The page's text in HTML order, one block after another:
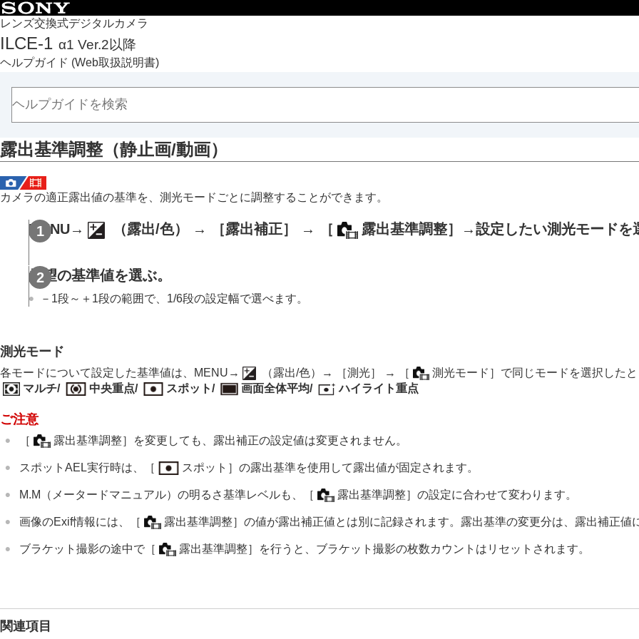
レンズ交換式デジタルカメラ
ILCE-1 α1 Ver.2以降
ヘルプガイド (Web取扱説明書)
トップページ
ヘルプガイドの使いかた
必ずお読みください
本体と付属品を確認する
本機の基本操作
MENU一覧から機能を探す
この章の目次
フォーカス（ピント）を合わせる
顔/瞳AF
フォーカス機能を使う
露出補正値のリセット（静止画/動画）
露出値ステップ幅
（静止画/動画）
Dレンジオプティマイザー（静止画/動画）
測光モード（静止画/動画）
マルチ測光時顔優先（静止画/動画）
スポット測光位置（静止画/動画）
AEロック
オートスローシャッター
露出基準調整（静止画/動画）
カメラの適正露出値の基準を、測光モードごとに調整することができます。
MENU→ （露出/色） → ［露出補正］ → ［ 露出基準調整］ →設定したい測光モードを
希望の基準値を選ぶ。
－1段～＋1段の範囲で、1/6段の設定幅で選べます。
測光モード
各モードについて設定した基準値は、 MENU → （露出/色）→ ［測光］ → ［ 測光モード］ で同じモードを選択した
マルチ/ 中央重点/ スポット/ 画面全体平均/ ハイライト重点
ご注意
［ 露出基準調整］ を変更しても、露出補正の設定値は変更されません。
スポットAEL実行時は、 ［ スポット］ の露出基準を使用して露出値が固定されます。
M.M（メータードマニュアル）の明るさ基準レベルも、 ［ 露出基準調整］ の設定に合わせて変わります。
画像のExif情報には、 ［ 露出基準調整］ の値が露出補正値とは別に記録されます。露出基準の変更分は、露出補正値
ブラケット撮影の途中で ［ 露出基準調整］ を行うと、ブラケット撮影の枚数カウントはリセットされます。
関連項目